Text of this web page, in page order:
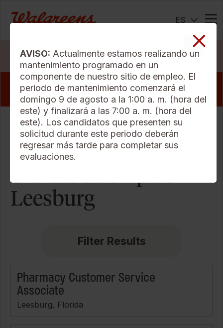
ES
Buscar Trabajos
AVISO: Actualmente estamos realizando un
mantenimiento programado en un
componente de nuestro sitio de empleo. El
periodo de mantenimiento comenzará el
domingo 9 de agosto a la 1:00 a. m. (hora del
este) y finalizará a las 7:00 a. m. (hora del
este). Los candidatos que presenten su
solicitud durante este periodo deberán
regresar más tarde para completar sus
evaluaciones.
View our pharmacy jobs that offer a sign
on bonus
Sort Criteria
Ofertas de empleo -
Leesburg
Filter Results
Pharmacy Customer Service
Associate
Leesburg, Florida